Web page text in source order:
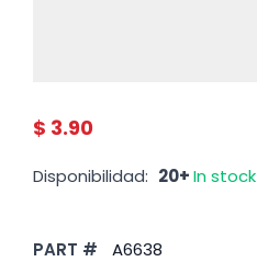
$ 3.90
Disponibilidad: 20+In stock
PART # A6638